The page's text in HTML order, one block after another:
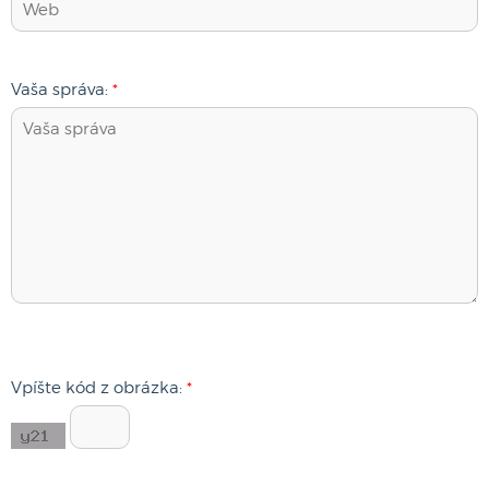
Vaša správa: *
Vpíšte kód z obrázka: *